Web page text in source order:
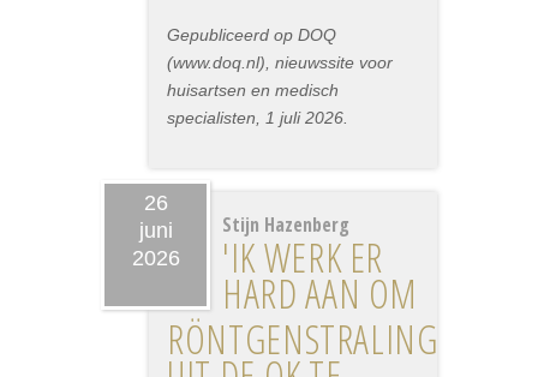
Gepubliceerd op DOQ
(www.doq.nl), nieuwssite voor
huisartsen en medisch
specialisten, 1 juli 2026.
26
juni
2026
Stijn Hazenberg
'IK WERK ER
HARD AAN OM
RÖNTGENSTRALING